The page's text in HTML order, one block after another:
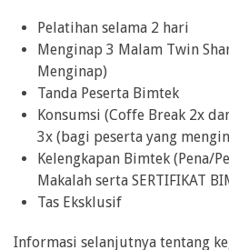
Pelatihan selama 2 hari
Menginap 3 Malam Twin
Menginap)
Tanda Peserta Bimtek
Konsumsi (Coffe Break 2x
3x (bagi peserta yang
Kelengkapan Bimtek (Pena/
Makalah serta SERTIFIKAT
Tas Eksklusif
Informasi selanjutnya tentang